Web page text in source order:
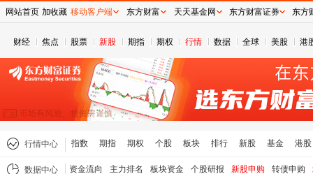
财经 焦点 股票 新股 期指 期权 行情 数据 全球 美股 港
行情中心 指数 期指 期权 个股 板块 排行 新股 基金 港股
数据中心 资金流向 主力排名 板块资金 个股研报 新股申购 转债申购
网站首页 加收藏 移动客户端 东方财富 天天基金网 东方财富证券 东方